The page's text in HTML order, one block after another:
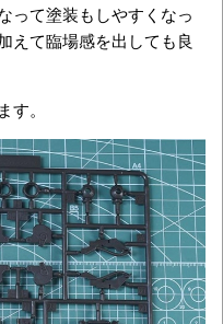
って塗装もしやすくなっ
えて臨場感を出しても良
。